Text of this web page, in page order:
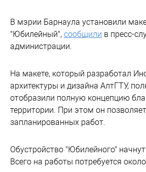
В мэрии Барнаула установили
"Юбилейный", сообщили в пресс-
администрации.
На макете, который разработал
архитектуры и дизайна АлтГТУ,
отобразили полную концепцию
территории. При этом он
запланированных работ.
Обустройство "Юбилейного"
Всего на работы потребуется